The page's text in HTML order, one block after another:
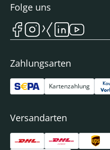
Zahlungsarten
Kartenzahlung
Versandarten
Folge uns